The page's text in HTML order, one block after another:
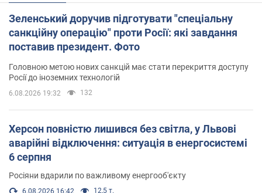
Зеленський доручив підготувати "спеціальну
санкційну операцію" проти Росії: які завдання
поставив президент. Фото
Головною метою нових санкцій має стати перекриття доступу
Росії до іноземних технологій
6.08.2026 19:32 132
Херсон повністю лишився без світла, у Львові
аварійні відключення: ситуація в енергосистемі
6 серпня
Росіяни вдарили по важливому енергооб'єкту
6.08.2026 16:42 12,5 т.